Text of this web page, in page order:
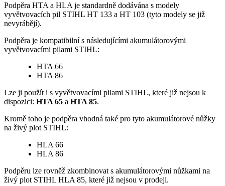
Podpěra HTA a HLA je standardně dodávána s modely
vyvětvovacích pil STIHL HT 133 a HT 103 (tyto modely se již
nevyrábějí).
Podpěra je kompatibilní s následujícími akumulátorovými
vyvětvovacími pilami STIHL:
HTA 66
HTA 86
Lze ji použít i s vyvětvovacími pilami STIHL, které již nejsou k
dispozici: HTA 65 a HTA 85.
Kromě toho je podpěra vhodná také pro tyto akumulátorové nůžky
na živý plot STIHL:
HLA 66
HLA 86
Podpěru lze rovněž zkombinovat s akumulátorovými nůžkami na
živý plot STIHL HLA 85, které již nejsou v prodeji.